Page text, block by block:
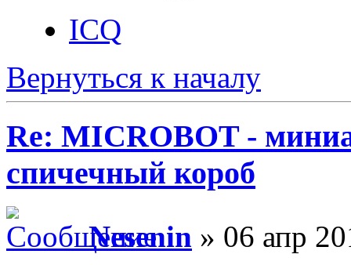
ICQ
Вернуться к началу
Re: MICROBOT -
спичечный короб
Nesenin » 06 апр